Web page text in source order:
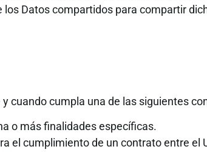
Datos compartidos para compartir
cuando cumpla una de las siguientes
o más finalidades específicas.
el cumplimiento de un contrato entre el